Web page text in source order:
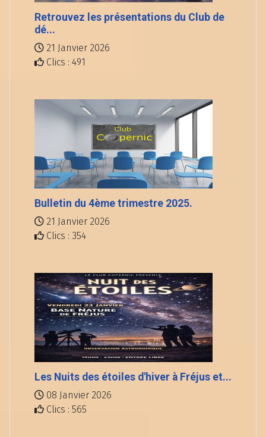
Retrouvez les présentations du Club de
dé...
21 Janvier 2026
Clics : 491
Bulletin du 4ème trimestre 2025.
21 Janvier 2026
Clics : 354
Les Nuits des étoiles d'hiver à Fréjus et...
08 Janvier 2026
Clics : 565